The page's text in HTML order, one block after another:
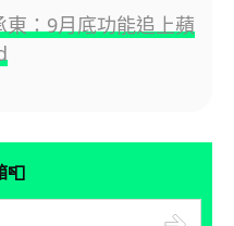
：9月底功能追上蘋
📮